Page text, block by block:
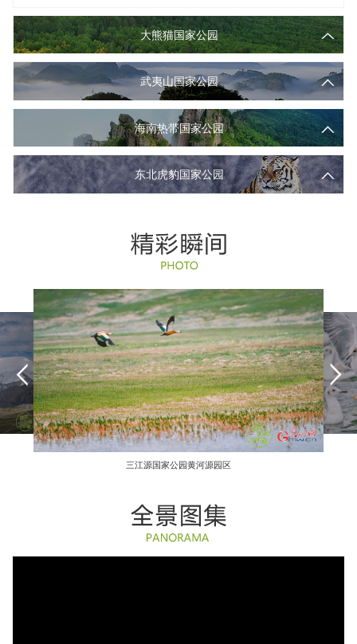
大熊猫国家公园
大熊猫的野化放归路 重建大熊猫家园，守护野生大熊猫最后庇护所
国家公园的自然教育导师 大熊猫科研工作者
武夷山国家公园
武夷山：“老”茶乡的“新”茶香 采蘑菇的“神奇物种发现者”
九曲溪上的生态守护者 国家公园里的“斜杠”守护者
海南热带国家公园
编织雨林新旋律
让位自然，雨林新生 守“猿”人
东北虎豹国家公园
如何让人虎和谐共存？国家公园有办法 天平村的生态脱贫路
保护东北虎种群，让“虎啸山林”成为可能 用法治力量守护虎豹家园的人
三江源国家公园黄河源园区